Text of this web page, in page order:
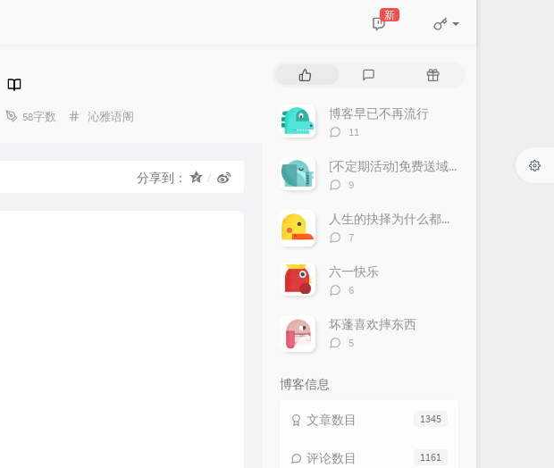
新
58字数
分
沁雅语阁
分享到：
章
评
随
博客早已不再流行
评
数：
11
[不定期活动]免费送域名或空间
评
数：
9
人生的抉择为什么都这么让人无奈？
评
数：
7
六一快乐
评
数：
6
坏蓬喜欢摔东西
评
5
博客信息
1345
文章数目
1161
评论数目